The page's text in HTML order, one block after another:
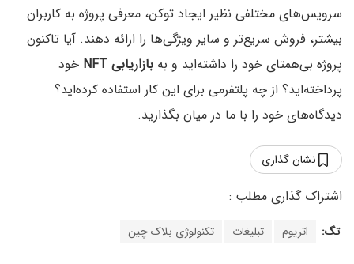
سرویس‌های مختلفی نظیر ایجاد توکن، معرفی پروژه به کاربران
بیشتر، فروش سریع‌تر و سایر ویژگی‌ها را ارائه دهند. آیا تاکنون
پروژه بی‌همتای خود را داشته‌اید و به بازاریابی NFT
خود
پرداخته‌اید؟ از چه پلتفرمی برای این کار استفاده کرده‌اید؟
دیدگاه‌های خود را با ما در میان بگذارید.
نشان گذاری
تگ: اتریوم تبلیغات تکنولوژی بلاک چین